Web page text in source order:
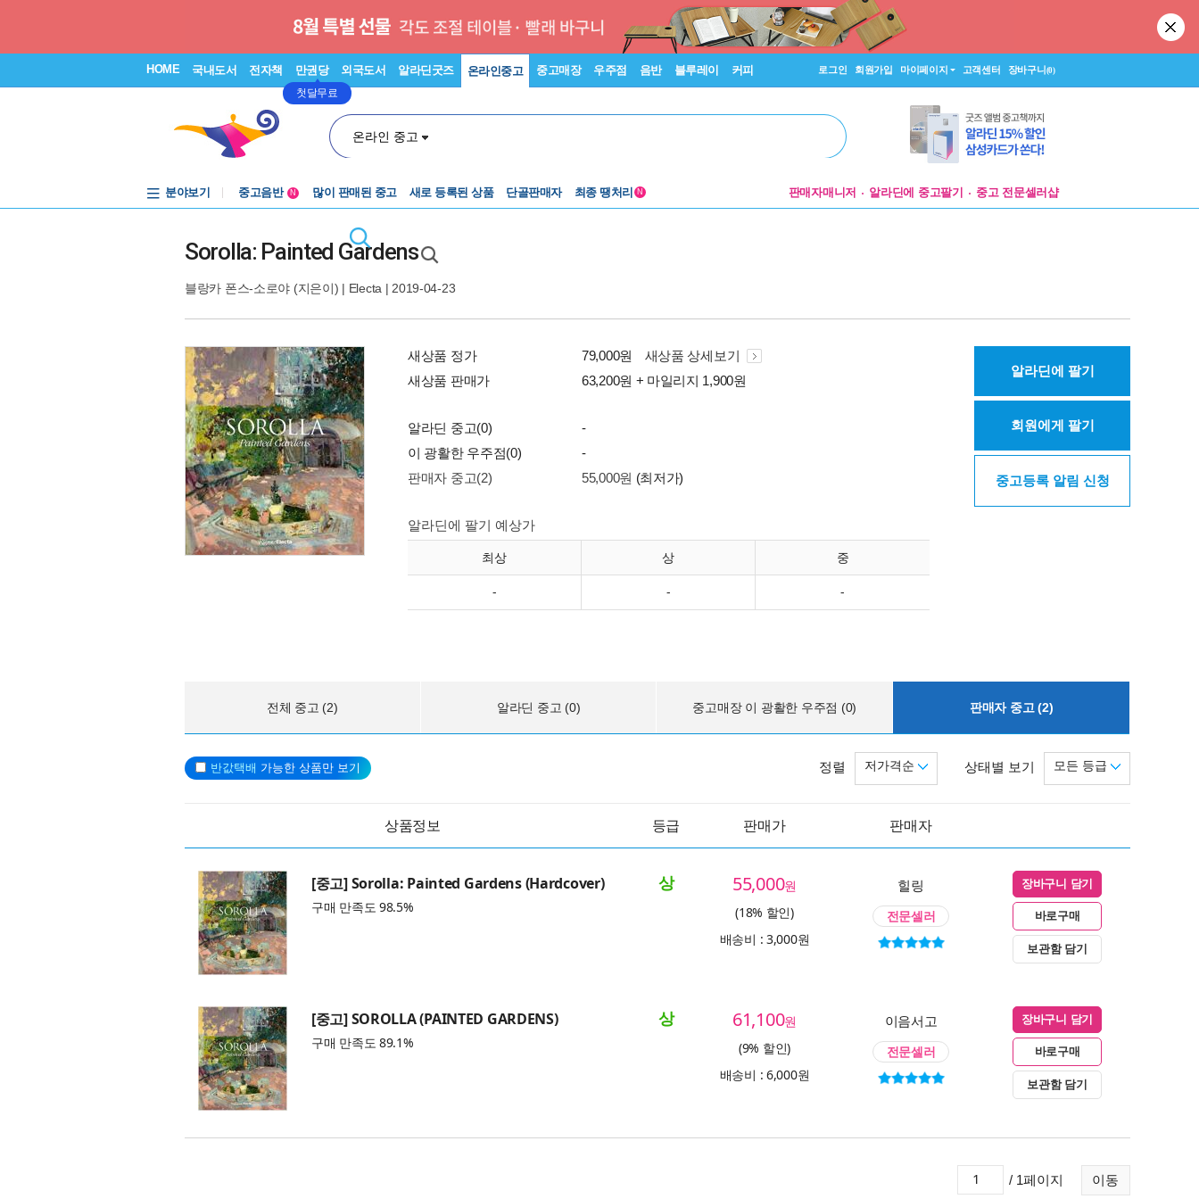
HOME 국내도서 전자책 만권당
첫달무료
외국도서 알라딘굿즈 온라인중고 중고매장 우주점 음반 블루레이 커피 로그인 회원가입 마이페이지 고객센터 장바구니(0)
온라인 중고
분야보기
중고음반
N 많이 판매된 중고 새로 등록된 상품 단골판매자 최종 땡처리 N 판매자매니저 알라딘에 중고팔기 중고 전문셀러샵
Sorolla: Painted Gardens
블랑카 폰스-소로야 (지은이) | Electa | 2019-04-23
새상품 정가 79,000원
새상품 상세보기
새상품 판매가
63,200원 + 마일리지 1,900원
알라딘 중고(0)
-
이 광활한 우주점(0)
-
판매자 중고(2)
55,000원 (최저가)
알라딘에 팔기 예상가
최상 상 중
- - -
알라딘에 팔기
회원에게 팔기
중고등록 알림 신청
전체 중고 (2) 알라딘 중고 (0) 중고매장 이 광활한 우주점 (0) 판매자 중고 (2)
반값택배 가능한 상품만 보기 상태별 보기 모든 등급
정렬 저가격순
상품정보 등급 판매가 판매자
[중고] Sorolla: Painted Gardens (Hardcover)
구매 만족도 98.5%
상 55,000원
(18% 할인)
배송비 : 3,000원
힐링
전문셀러
장바구니 담기
바로구매
보관함 담기
[중고] SOROLLA (PAINTED GARDENS)
구매 만족도 89.1%
상 61,100원
(9% 할인)
배송비 : 6,000원
이음서고
전문셀러
장바구니 담기
바로구매
보관함 담기
이동
/ 1페이지